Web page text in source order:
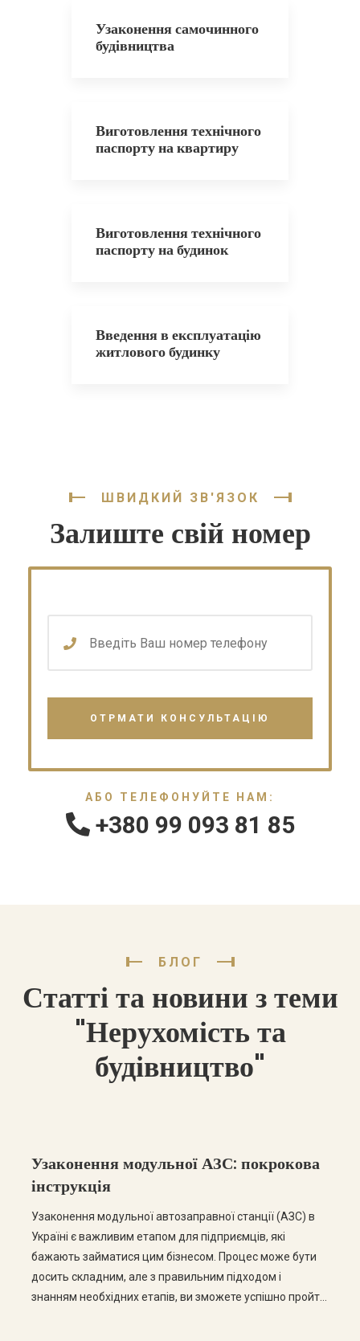
Узаконення самочинного
будівництва
Виготовлення технічного
паспорту на квартиру
Виготовлення технічного
паспорту на будинок
Введення в експлуатацію
житлового будинку
ШВИДКИЙ ЗВ'ЯЗОК
Залиште свій номер
АБО ТЕЛЕФОНУЙТЕ НАМ:
+380 99 093 81 85
БЛОГ
Статті та новини з теми
"Нерухомість та
будівництво"
Узаконення модульної АЗС: покрокова
інструкція
Узаконення модульної автозаправної станції (АЗС) в
Україні є важливим етапом для підприємців, які
бажають займатися цим бізнесом. Процес може бути
досить складним, але з правильним підходом і
знанням необхідних етапів, ви зможете успішно пройти